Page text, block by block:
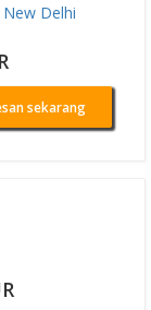
Delhi
sekarang